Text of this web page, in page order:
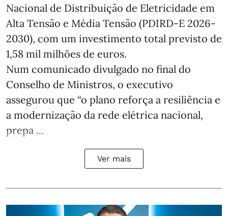
Nacional de Distribuição de Eletricidade em
Alta Tensão e Média Tensão (PDIRD-E 2026-
2030), com um investimento total previsto de
1,58 mil milhões de euros.
Num comunicado divulgado no final do
Conselho de Ministros, o executivo
assegurou que “o plano reforça a resiliência e
a modernização da rede elétrica nacional,
prepa ...
Ver mais